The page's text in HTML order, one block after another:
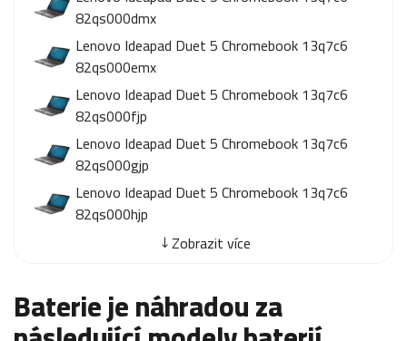
82qs000dmx
Lenovo Ideapad Duet 5 Chromebook 13q7c6
82qs000emx
Lenovo Ideapad Duet 5 Chromebook 13q7c6
82qs000fjp
Lenovo Ideapad Duet 5 Chromebook 13q7c6
82qs000gjp
Lenovo Ideapad Duet 5 Chromebook 13q7c6
82qs000hjp
Zobrazit více
Baterie je náhradou za